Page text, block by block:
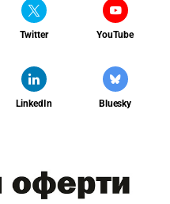
Twitter YouTube
LinkedIn Bluesky